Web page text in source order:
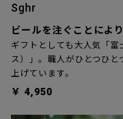
Sghr
ビールを注ぐことによ
ギフトとしても大人気「
ス）」。職人がひとつひ
上げています。
￥ 4,950